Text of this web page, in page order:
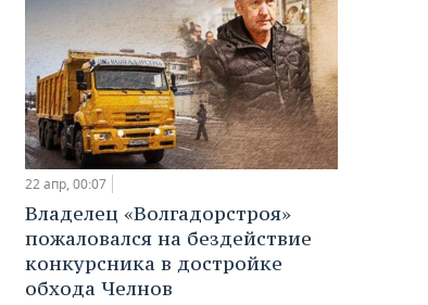
22 апр, 00:07
Владелец «Волгадорстроя»
пожаловался на бездействие
конкурсника в достройке
обхода Челнов